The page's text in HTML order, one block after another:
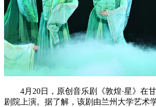
4月20日，原创音乐剧《敦煌·星》在
剧院上演。据了解，该剧由兰州大学艺术